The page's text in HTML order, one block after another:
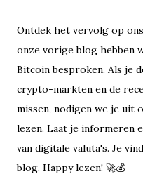
Ontdek het vervolg op
onze vorige blog hebben
Bitcoin besproken. Als je
crypto-markten en de
missen, nodigen we je uit
lezen. Laat je informeren
van digitale valuta's. Je
blog. Happy lezen! 🚀💰